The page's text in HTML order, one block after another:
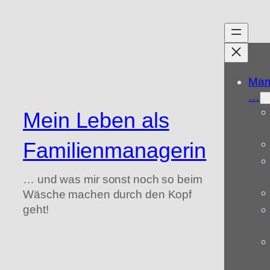
Mein Leben als
Familienmanagerin
… und was mir sonst noch so beim
Wäsche machen durch den Kopf
geht!
…